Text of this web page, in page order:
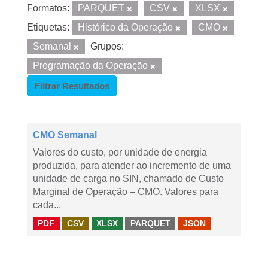
Formatos: PARQUET CSV
XLSX
Etiquetas:
Histórico da Operação
CMO
Semanal
Grupos:
Programação da Operação
Filtrar Resultados
CMO Semanal
Valores do custo, por unidade de energia
produzida, para atender ao incremento de uma
unidade de carga no SIN, chamado de Custo
Marginal de Operação – CMO. Valores para
cada...
PDF CSV XLSX PARQUET JSON